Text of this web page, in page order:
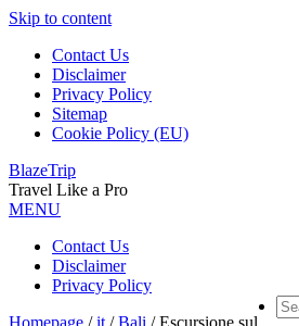
Skip to content
Contact Us
Disclaimer
Privacy Policy
Sitemap
Cookie Policy (EU)
BlazeTrip
Travel Like a Pro
MENU
Contact Us
Disclaimer
Privacy Policy
Homepage / it / Bali / Escursione sul